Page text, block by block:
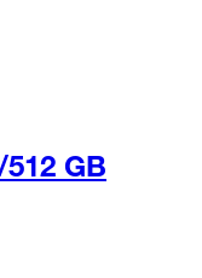
GB